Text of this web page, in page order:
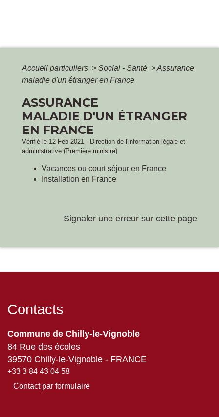
Accueil particuliers > Social - Santé >Assurance
maladie d'un étranger en France
ASSURANCE
MALADIE D'UN ÉTRANGER
EN FRANCE
Vérifié le 12 Feb 2021 - Direction de l'information légale et
administrative (Première ministre)
Vacances ou court séjour en France
Installation en France
Signaler une erreur sur cette page
Contacts
Commune de Chilly-le-Vignoble
84 Rue des écoles
39570 Chilly-le-Vignoble - FRANCE
+33 3 84 43 04 58
Contact par formulaire